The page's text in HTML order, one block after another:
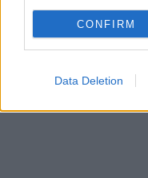
CONFIRM
Data Deletion